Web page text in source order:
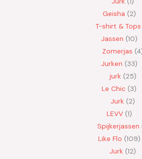
Geisha 2
T-shirt & Tops
Jassen 10
Zomerjas 4
Jurken 33
jurk 25
Le Chic 3
Jurk 2
LEVV 1
Spijkerjassen
Like Flo 109
Jurk 12